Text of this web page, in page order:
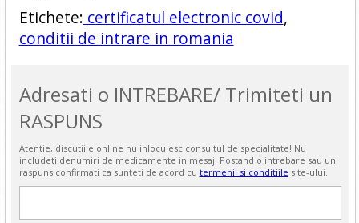
Etichete: certificatul electronic covid,
conditii de intrare in romania
Adresati o INTREBARE/ Trimiteti un
RASPUNS
Atentie, discutiile online nu inlocuiesc consultul de specialitate! Nu
includeti denumiri de medicamente in mesaj. Postand o intrebare sau un
raspuns confirmati ca sunteti de acord cu termenii si conditiile site-ului.